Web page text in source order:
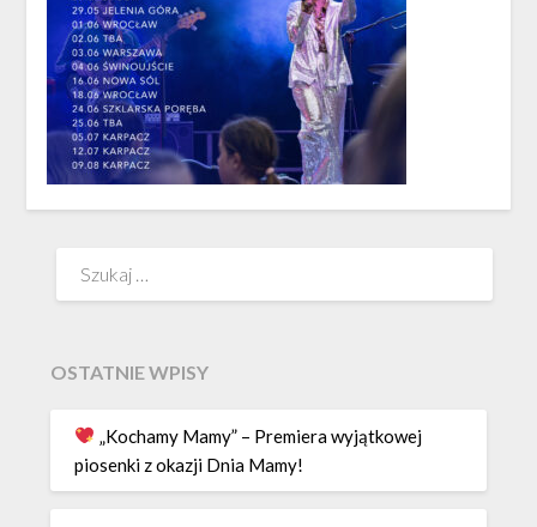
OSTATNIE WPISY
„Kochamy Mamy” – Premiera wyjątkowej
piosenki z okazji Dnia Mamy!